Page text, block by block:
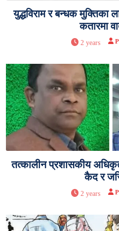
युद्धविराम र बन्धक मुक्तिका
कतारमा
2 years
तत्कालीन प्रशासकीय
कैद र
2 years